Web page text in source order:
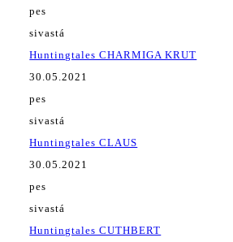
pes
sivastá
Huntingtales CHARMIGA KRUT
30.05.2021
pes
sivastá
Huntingtales CLAUS
30.05.2021
pes
sivastá
Huntingtales CUTHBERT